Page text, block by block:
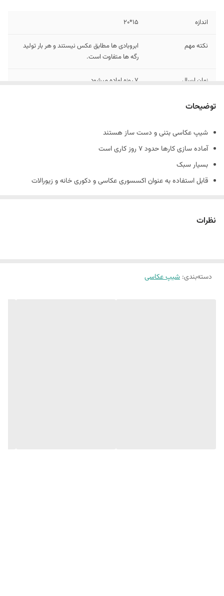
اندازه 15*20
نکته مهم
ابروبادی ها مطابق عکس نیستند و هر بار تولید
رگه ها متفاوت است.
زمان ارسال 7 روزه اماده میشود.
رنگ
جنس بتنی
توضیحات
شیپ عکاسی بتنی و دست ساز هستند
آماده سازی کارها حدود 7 روز کاری است
بسیار سبک
قابل استفاده به عنوان اکسسوری عکاسی و دکوری خانه و زیورالات
نظرات
دسته‌بندی: شیپ عکاسی